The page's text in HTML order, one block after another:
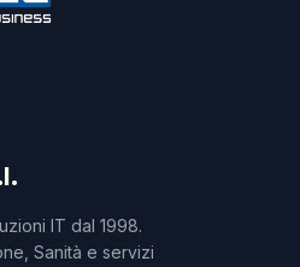
IT dal 1998.
Sanità e servizi